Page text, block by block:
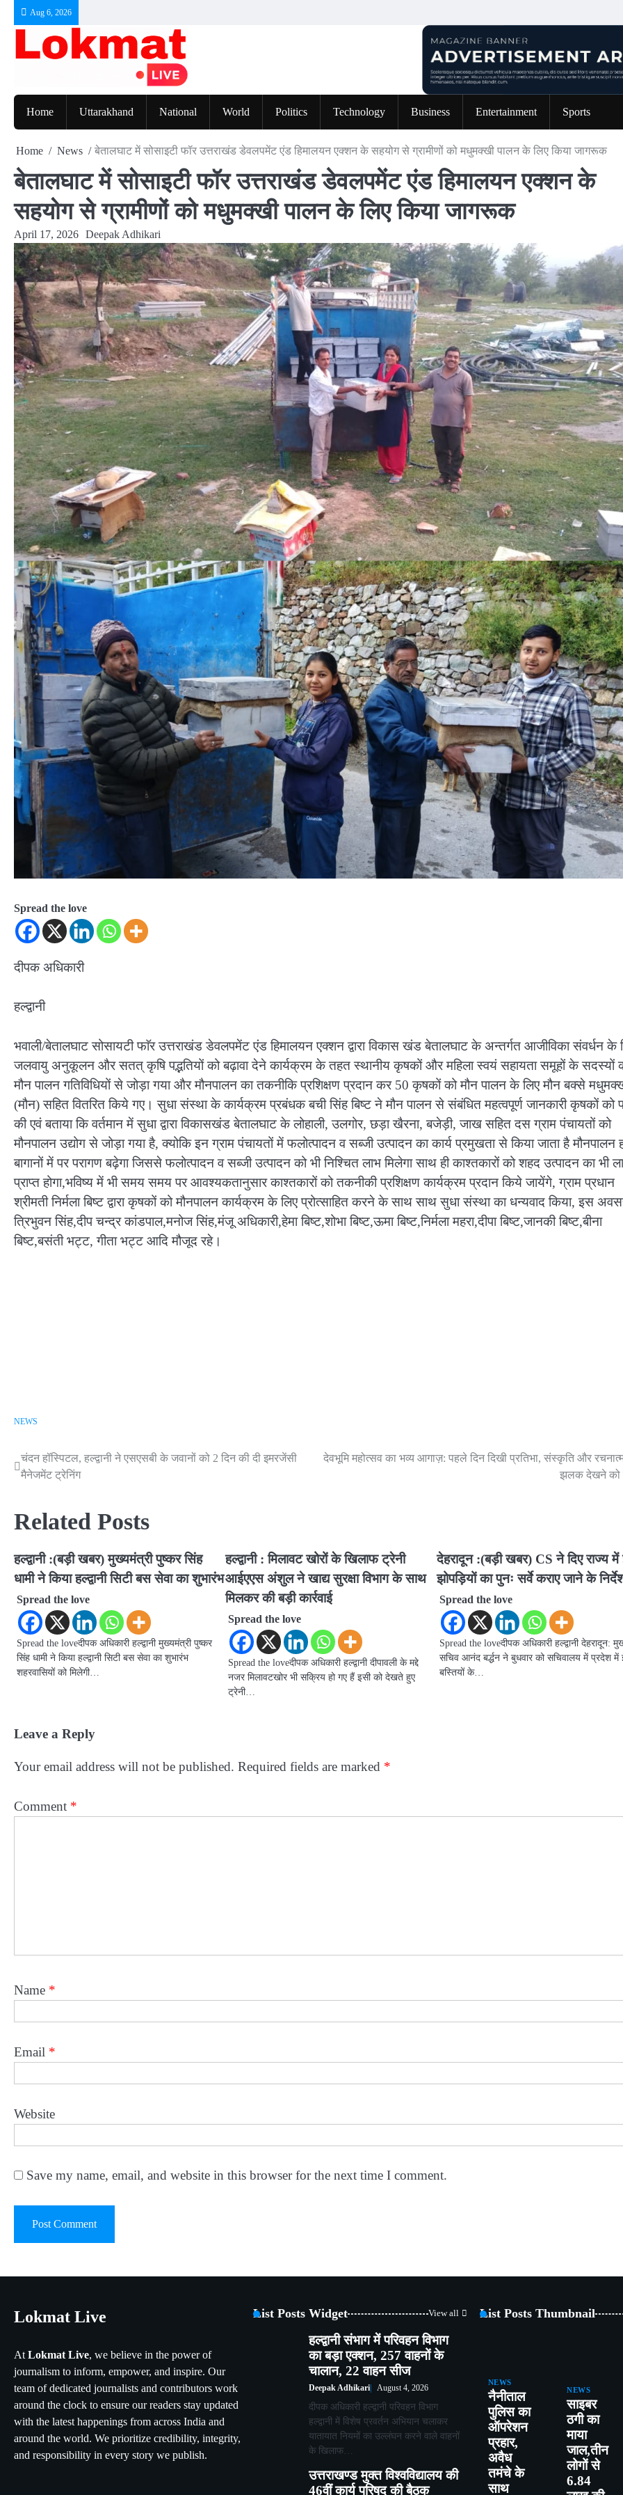
Aug 6, 2026
Home Uttarakhand National World Politics Technology Business Entertainment Sports
Home News बेतालघाट में सोसाइटी फॉर उत्तराखंड डेवलपमेंट एंड हिमालयन एक्शन के सहयोग से ग्रामीणों को मधुमक्खी पालन के लिए किया जागरूक
बेतालघाट में सोसाइटी फॉर उत्तराखंड डेवलपमेंट एंड हिमालयन एक्शन के
सहयोग से ग्रामीणों को मधुमक्खी पालन के लिए किया जागरूक
April 17, 2026 Deepak Adhikari
Spread the love
दीपक अधिकारी
हल्द्वानी
भवाली/बेतालघाट सोसायटी फाॅर उत्तराखंड डेवलपमेंट एंड हिमालयन एक्शन द्वारा विकास खंड बेतालघाट के अन्तर्गत आजीविका संवर्धन के
जलवायु अनुकूलन और सतत् कृषि पद्भतियों को बढ़ावा देने कार्यक्रम के तहत स्थानीय कृषकों और महिला स्वयं सहायता समूहों के सदस्यों
मौन पालन गतिविधियों से जोड़ा गया और मौनपालन का तकनीकि प्रशिक्षण प्रदान कर 50 कृषकों को मौन पालन के लिए मौन बक्से
(मौन) सहित वितरित किये गए। सुधा संस्था के कार्यक्रम प्रबंधक बची सिंह बिष्ट ने मौन पालन से संबंधित महत्वपूर्ण जानकारी कृषकों को
की एवं बताया कि वर्तमान में सुधा द्वारा विकासखंड बेतालघाट के लोहाली, उलगोर, छड़ा खैरना, बजेड़ी, जाख सहित दस ग्राम पंचायतों को
मौनपालन उद्योग से जोड़ा गया है, क्योकि इन ग्राम पंचायतों में फलोत्पादन व सब्जी उत्पादन का कार्य प्रमुखता से किया जाता है मौनपालन
बागानों में पर परागण बढ़ेगा जिससे फलोत्पादन व सब्जी उत्पादन को भी निश्चित लाभ मिलेगा साथ ही काश्तकारों को शहद उत्पादन का भी
प्राप्त होगा,भविष्य में भी समय समय पर आवश्यकतानुसार काश्तकारों को तकनीकी प्रशिक्षण कार्यक्रम प्रदान किये जायेंगे, ग्राम प्रधान
श्रीमती निर्मला बिष्ट द्वारा कृषकों को मौनपालन कार्यक्रम के लिए प्रोत्साहित करने के साथ साथ सुधा संस्था का धन्यवाद किया, इस
त्रिभुवन सिंह,दीप चन्द्र कांडपाल,मनोज सिंह,मंजू अधिकारी,हेमा बिष्ट,शोभा बिष्ट,ऊमा बिष्ट,निर्मला महरा,दीपा बिष्ट,जानकी बिष्ट,बीना
बिष्ट,बसंती भट्ट, गीता भट्ट आदि मौजूद रहे।
NEWS
Post
navigation
चंदन हॉस्पिटल, हल्द्वानी ने एसएसबी के जवानों को 2 दिन की दी इमरजेंसी
मैनेजमेंट ट्रेनिंग
देवभूमि महोत्सव का भव्य आगाज़: पहले दिन दिखी प्रतिभा, संस्कृति और
झलक देखने को
Related Posts
हल्द्वानी :(बड़ी खबर) मुख्यमंत्री पुष्कर सिंह
धामी ने किया हल्द्वानी सिटी बस सेवा का शुभारंभ
Spread the love
Spread the loveदीपक अधिकारी हल्द्वानी मुख्यमंत्री पुष्कर
सिंह धामी ने किया हल्द्वानी सिटी बस सेवा का शुभारंभ
शहरवासियों को मिलेगी…
हल्द्वानी : मिलावट खोरों के खिलाफ ट्रेनी
आईएएस अंशुल ने खाद्य सुरक्षा विभाग के साथ
मिलकर की बड़ी कार्रवाई
Spread the love
Spread the loveदीपक अधिकारी हल्द्वानी दीपावली के मद्दे
नजर मिलावटखोर भी सक्रिय हो गए हैं इसी को देखते हुए
ट्रेनी…
देहरादून :(बड़ी खबर) CS ने दिए राज्य में
झोपड़ियों का पुनः सर्वे कराए जाने के
Spread the love
Spread the loveदीपक अधिकारी हल्द्वानी देहरादून:
सचिव आनंद बर्द्धन ने बुधवार को सचिवालय में प्रदेश में
बस्तियों के…
Leave a Reply
Your email address will not be published. Required fields are marked *
Comment *
Name *
Email *
Website
Save my name, email, and website in this browser for the next time I comment.
Lokmat Live
At Lokmat Live, we believe in the power of
journalism to inform, empower, and inspire. Our
team of dedicated journalists and contributors work
around the clock to ensure our readers stay updated
with the latest happenings from across India and
around the world. We prioritize credibility, integrity,
and responsibility in every story we publish.
List Posts Widget View all
हल्द्वानी संभाग में परिवहन विभाग
का बड़ा एक्शन, 257 वाहनों के
चालान, 22 वाहन सीज
Deepak Adhikari August 4, 2026
दीपक अधिकारी हल्द्वानी परिवहन विभाग
हल्द्वानी में विशेष प्रवर्तन अभियान चलाकर
यातायात नियमों का उल्लंघन करने वाले वाहनों
के खिलाफ…
उत्तराखण्ड मुक्त विश्वविद्यालय की
46वीं कार्य परिषद की बैठक
List Posts Thumbnail
NEWS
नैनीताल
पुलिस का
ऑपरेशन
प्रहार,
अवैध
तमंचे के
साथ
NEWS
साइबर
ठगी का
माया
जाल,तीन
लोगों से
6.84